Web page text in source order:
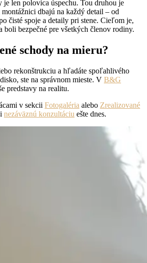
len polovica úspechu. Tou druhou je
dbajú na každý detail – od
čisté spoje a detaily pri stene. Cieľom je,
boli bezpečné pre všetkých členov rodiny.
schody na mieru?
rekonštrukciu a hľadáte spoľahlivého
ste na správnom mieste. V B&G
predstavy na realitu.
v sekcii Fotogaléria alebo Zrealizované
nezáväznú konzultáciu ešte dnes.